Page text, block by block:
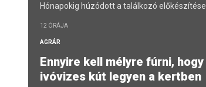
Hónapokig húzódott a találkozó előkészítése.
12 ÓRÁJA
AGRÁR
Ennyire kell mélyre fúrni, hogy
ivóvizes kút legyen a kertben